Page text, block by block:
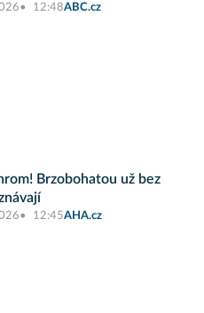
12:48ABC.cz
Brzobohatou už bez
12:45AHA.cz